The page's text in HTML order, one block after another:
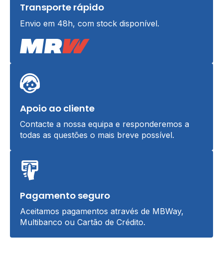
Transporte rápido
Envio em 48h, com stock disponível.
Apoio ao cliente
Contacte a nossa equipa e responderemos a
todas as questões o mais breve possível.
Pagamento seguro
Aceitamos pagamentos através de MBWay,
Multibanco ou Cartão de Crédito.